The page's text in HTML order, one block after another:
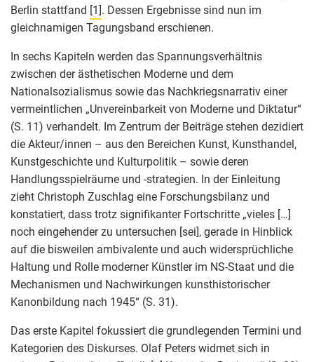
Berlin stattfand [1]. Dessen Ergebnisse sind nun im
gleichnamigen Tagungsband erschienen.
In sechs Kapiteln werden das Spannungsverhältnis
zwischen der ästhetischen Moderne und dem
Nationalsozialismus sowie das Nachkriegsnarrativ einer
vermeintlichen „Unvereinbarkeit von Moderne und Diktatur“
(S. 11) verhandelt. Im Zentrum der Beiträge stehen dezidiert
die Akteur/innen – aus den Bereichen Kunst, Kunsthandel,
Kunstgeschichte und Kulturpolitik – sowie deren
Handlungsspielräume und -strategien. In der Einleitung
zieht Christoph Zuschlag eine Forschungsbilanz und
konstatiert, dass trotz signifikanter Fortschritte „vieles […]
noch eingehender zu untersuchen [sei], gerade in Hinblick
auf die bisweilen ambivalente und auch widersprüchliche
Haltung und Rolle moderner Künstler im NS-Staat und die
Mechanismen und Nachwirkungen kunsthistorischer
Kanonbildung nach 1945“ (S. 31).
Das erste Kapitel fokussiert die grundlegenden Termini und
Kategorien des Diskurses. Olaf Peters widmet sich in